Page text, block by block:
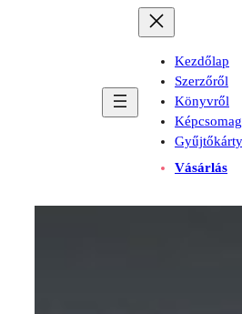
Kezdőlap
Szerzőről
Könyvről
Vásárlás